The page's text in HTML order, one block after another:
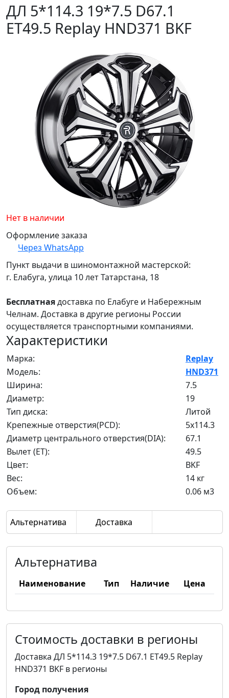
ДЛ 5*114.3 19*7.5 D67.1
ET49.5 Replay HND371 BKF
Нет в наличии
Оформление заказа
Через WhatsApp
Пункт выдачи в шиномонтажной мастерской:
г. Елабуга, улица 10 лет Татарстана, 18
Бесплатнаядоставка по Елабуге и Набережным
Челнам. Доставка в другие регионы России
осуществляется транспортными компаниями.
Характеристики
Марка:
Replay
Модель:
HND371
Ширина:
7.5
Диаметр:
19
Тип диска:
Литой
Крепежные отверстия(PCD):
5x114.3
Диаметр центрального отверстия(DIA):
67.1
Вылет (ET):
49.5
Цвет:
BKF
Вес:
14 кг
Объем:
0.06 м3
Альтернатива Доставка
Альтернатива
Наименование Тип Наличие Цена
Стоимость доставки в регионы
Доставка ДЛ 5*114.3 19*7.5 D67.1 ET49.5 Replay
HND371 BKF в регионы
Город получения